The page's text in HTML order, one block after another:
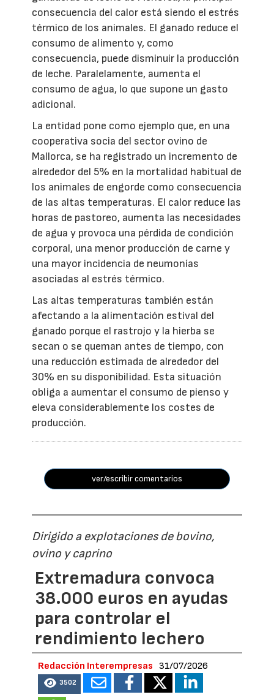
consecuencia del calor está siendo el estrés
térmico de los animales. El ganado reduce el
consumo de alimento y, como
consecuencia, puede disminuir la producción
de leche. Paralelamente, aumenta el
consumo de agua, lo que supone un gasto
adicional.
La entidad pone como ejemplo que, en una
cooperativa socia del sector ovino de
Mallorca, se ha registrado un incremento de
alrededor del 5% en la mortalidad habitual de
los animales de engorde como consecuencia
de las altas temperaturas. El calor reduce las
horas de pastoreo, aumenta las necesidades
de agua y provoca una pérdida de condición
corporal, una menor producción de carne y
una mayor incidencia de neumonías
asociadas al estrés térmico.
Las altas temperaturas también están
afectando a la alimentación estival del
ganado porque el rastrojo y la hierba se
secan o se queman antes de tiempo, con
una reducción estimada de alrededor del
30% en su disponibilidad. Esta situación
obliga a aumentar el consumo de pienso y
eleva considerablemente los costes de
producción.
ver/escribir comentarios
Dirigido a explotaciones de bovino,
ovino y caprino
Extremadura convoca
38.000 euros en ayudas
para controlar el
rendimiento lechero
Redacción Interempresas 31/07/2026
3502